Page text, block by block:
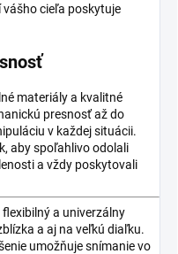
vášho cieľa poskytuje
materiály a kvalitné
presnosť až do
v každej situácii.
aby spoľahlivo odolali
a vždy poskytovali
flexibilný a univerzálny
a aj na veľkú diaľku.
umožňuje snímanie vo